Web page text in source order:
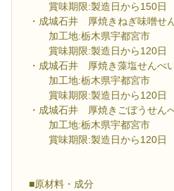
賞味期限:製造日から150日
・成城石井 厚焼きねぎ味噌せ
加工地:栃木県宇都宮市
賞味期限:製造日から120日
・成城石井 厚焼き藻塩せんべ
加工地:栃木県宇都宮市
賞味期限:製造日から120日
・成城石井 厚焼きごぼうせん
加工地:栃木県宇都宮市
賞味期限:製造日から120日
■原材料・成分